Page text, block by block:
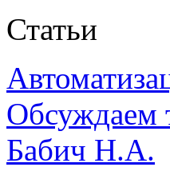
Статьи
Обсуждаем
Бабич Н.А.